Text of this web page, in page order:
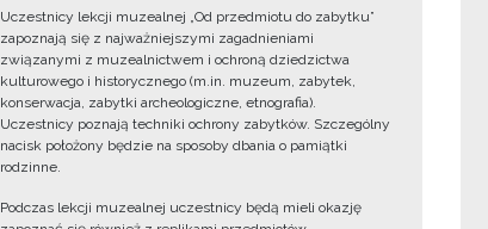
Uczestnicy lekcji muzealnej „Od przedmiotu do zabytku”
zapoznają się z najważniejszymi zagadnieniami
związanymi z muzealnictwem i ochroną dziedzictwa
kulturowego i historycznego (m.in. muzeum, zabytek,
konserwacja, zabytki archeologiczne, etnografia).
Uczestnicy poznają techniki ochrony zabytków. Szczególny
nacisk położony będzie na sposoby dbania o pamiątki
rodzinne.
Podczas lekcji muzealnej uczestnicy będą mieli okazję